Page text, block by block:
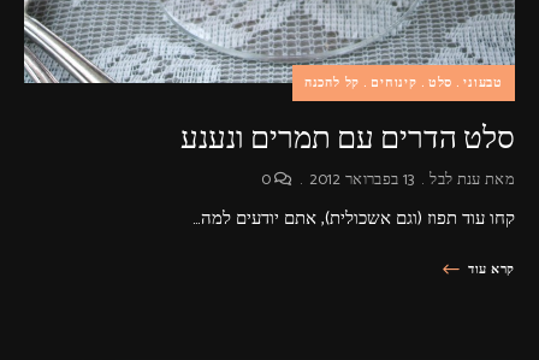
טבעוני סלט קינוחים קל להכנה
סלט הדרים עם תמרים ונענע
מאתענת לבל 13 בפברואר 2012 0
קחו עוד תפוז (וגם אשכולית), אתם יודעים למה…
קרא עוד